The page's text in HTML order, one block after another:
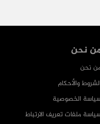
نحن
نحن
الشروط والأحكام
الخصوصية
ملفات تعريف الارتباط